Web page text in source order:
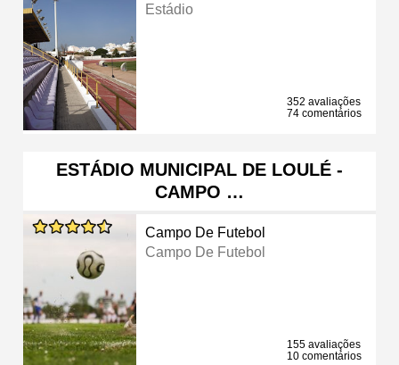
Estádio
352 avaliações
74 comentários
ESTÁDIO MUNICIPAL DE LOULÉ -
CAMPO …
Campo De Futebol
Campo De Futebol
155 avaliações
10 comentários